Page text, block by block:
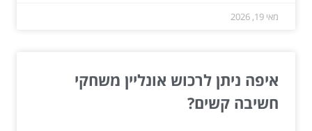
מאי 19, 2026
איפה ניתן לרכוש אונליין משחקי
חשיבה קשים?